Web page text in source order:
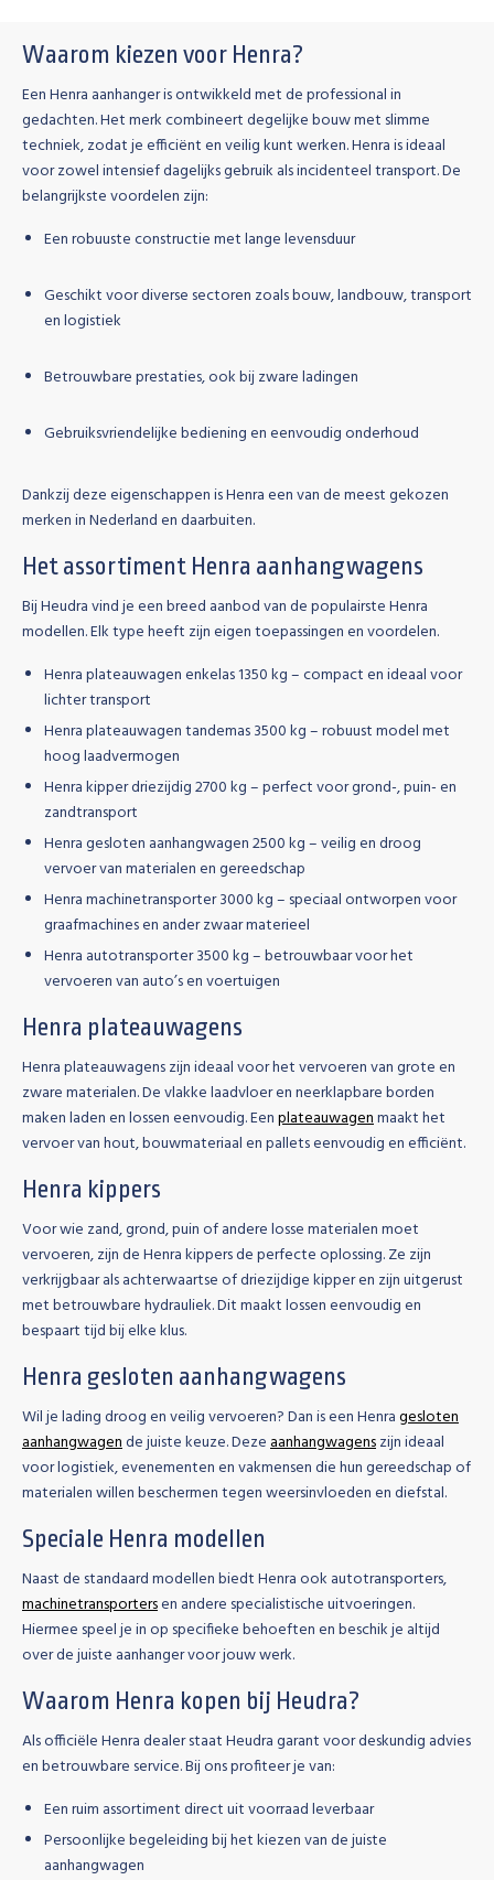
Waarom kiezen voor Henra?
Een Henra aanhanger is ontwikkeld met de professional in
gedachten. Het merk combineert degelijke bouw met slimme
techniek, zodat je efficiënt en veilig kunt werken. Henra is ideaal
voor zowel intensief dagelijks gebruik alsincidenteel transport. De
belangrijkste voordelen zijn:
Een robuuste constructie met lange levensduur
Geschikt voor diverse sectoren zoals bouw, landbouw, transport
en logistiek
Betrouwbare prestaties, ook bij zware ladingen
Gebruiksvriendelijke bediening en eenvoudig onderhoud
Dankzij deze eigenschappen is Henra een van de meest gekozen
merken in Nederland en daarbuiten.
Het assortiment Henra aanhangwagens
Bij Heudra vind je een breed aanbod van de populairste Henra
modellen. Elk type heeft zijn eigen toepassingen en voordelen.
Henra plateauwagen enkelas 1350 kg– compact en ideaal voor
lichter transport
Henra plateauwagen tandemas 3500 kg– robuust model met
hoog laadvermogen
Henra kipper driezijdig 2700 kg– perfect voor grond-, puin- en
zandtransport
Henra gesloten aanhangwagen 2500 kg– veilig en droog
vervoer van materialen en gereedschap
Henra machinetransporter 3000 kg– speciaal ontworpen voor
graafmachines en ander zwaar materieel
Henra autotransporter 3500 kg– betrouwbaar voor het
vervoeren van auto’s en voertuigen
Henra plateauwagens
Henra plateauwagens zijn ideaal voor het vervoeren van grote en
zware materialen. De vlakke laadvloer en neerklapbare borden
maken laden en lossen eenvoudig. Eenplateauwagenmaakt het
vervoer van hout, bouwmateriaal en pallets eenvoudig en efficiënt.
Henra kippers
Voor wie zand, grond, puin of andere losse materialen moet
vervoeren, zijn de Henra kippers de perfecte oplossing. Ze zijn
verkrijgbaar als achterwaartse of driezijdige kipper en zijn uitgerust
met betrouwbare hydrauliek. Dit maakt lossen eenvoudig en
bespaart tijd bij elke klus.
Henra gesloten aanhangwagens
Wil je lading droog en veilig vervoeren? Dan is een Henragesloten
aanhangwagende juiste keuze. Dezeaanhangwagenszijn ideaal
voor logistiek, evenementen en vakmensen die hun gereedschap of
materialen willen beschermen tegen weersinvloeden en diefstal.
Speciale Henra modellen
Naast de standaard modellen biedt Henra ook autotransporters,
machinetransportersen andere specialistische uitvoeringen.
Hiermee speel je in op specifieke behoeften en beschik je altijd
over de juiste aanhanger voor jouw werk.
Waarom Henra kopen bij Heudra?
Als officiële Henra dealer staat Heudra garant voor deskundig advies
en betrouwbare service. Bij ons profiteer je van:
Een ruim assortiment direct uit voorraad leverbaar
Persoonlijke begeleiding bij het kiezen van de juiste
aanhangwagen